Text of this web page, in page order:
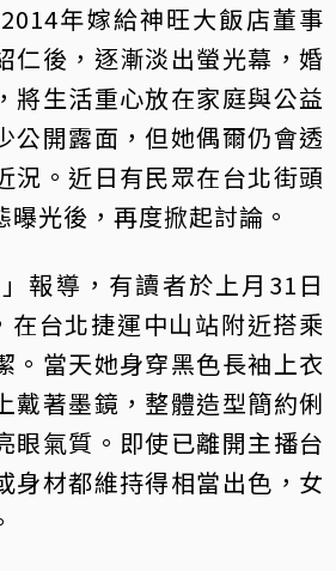
年嫁給神旺大飯店董事
仁後，逐漸淡出螢光幕，婚
將生活重心放在家庭與公益
公開露面，但她偶爾仍會透
況。近日有民眾在台北街頭
光後，再度掀起討論。
報導，有讀者於上月31日
在台北捷運中山站附近搭乘
。當天她身穿黑色長袖上衣
戴著墨鏡，整體造型簡約俐
眼氣質。即使已離開主播台
身材都維持得相當出色，女